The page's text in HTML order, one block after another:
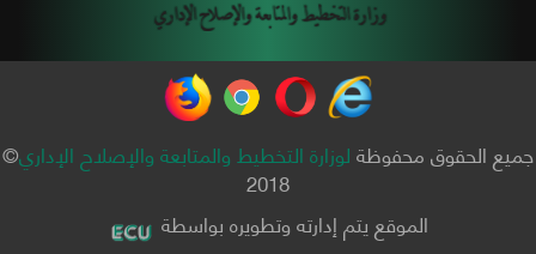
جميع الحقوق محفوظةلوزارة التخطيط والمتابعة والإصلاح الإداري©
2018
الموقع يتم إدارته وتطويره بواسطة